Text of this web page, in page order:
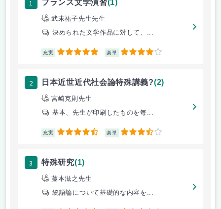
1 フランス文学演習(1)
武末祐子先生先生
決められた文学作品に対して、...
充実 5 楽単 4
2 日本近世近代社会論特殊講義?(2)
宮崎克則先生
基本、先生が印刷したものを毎...
充実 4.5 楽単 3.5
3 特殊研究(1)
藤本滋之先生
統語論について基礎的な内容を...